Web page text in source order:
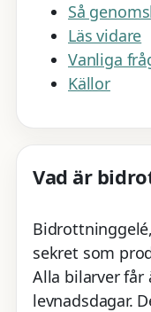
Så
Läs vidare
Vanliga
Källor
Vad är
sekret som
Alla bilarver får
levnadsdagar.